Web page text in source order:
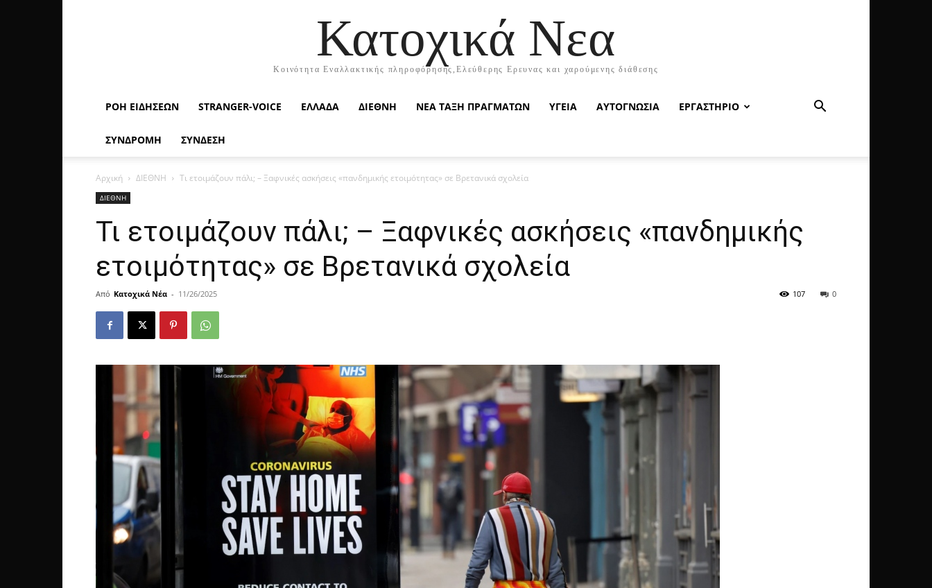
Κατοχικά Νεα
Κοινότητα Εναλλακτικής πληροφόρησης,Ελεύθερης Ερευνας και χαρούμενης διάθεσης
ΡΟΉ ΕΙΔΉΣΕΩΝ STRANGER-VOICE ΕΛΛΑΔΑ ΔΙΕΘΝΗ ΝΕΑ ΤΑΞΗ ΠΡΑΓΜΑΤΩΝ ΥΓΕΙΑ ΑΥΤΟΓΝΩΣΙΑ ΕΡΓΑΣΤΗΡΙΟ
ΣΥΝΔΡΟΜΗ ΣΥΝΔΕΣΗ
Αρχική ΔΙΕΘΝΗ Τι ετοιμάζουν πάλι; – Ξαφνικές ασκήσεις «πανδημικής ετοιμότητας» σε Βρετανικά σχολεία
ΔΙΕΘΝΗ
Τι ετοιμάζουν πάλι; – Ξαφνικές ασκήσεις «πανδημικής
ετοιμότητας» σε Βρετανικά σχολεία
Από Κατοχικά Νέα - 11/26/2025 0
107